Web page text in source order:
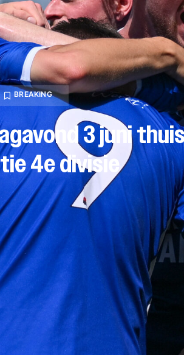
BREAKING
3 juni
4e divisie